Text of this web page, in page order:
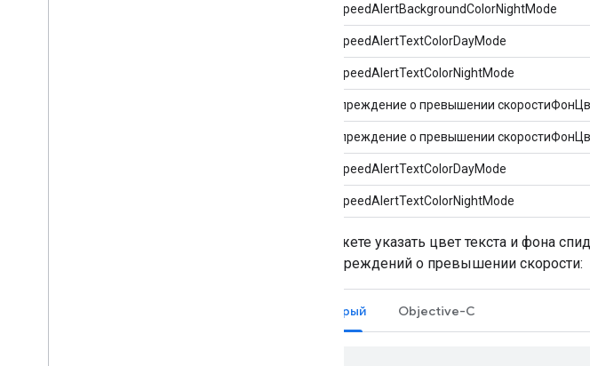
MinorSpeedAlertBackgroundColorNightMode
MinorSpeedAlertTextColorDayMode
MinorSpeedAlertTextColorNightMode
Предупреждение о превышении
Предупреждение о превышении
MajorSpeedAlertTextColorDayMode
MajorSpeedAlertTextColorNightMode
Вы можете указать цвет текста и фона
предупреждений о превышении скорости:
Быстрый Objective-C